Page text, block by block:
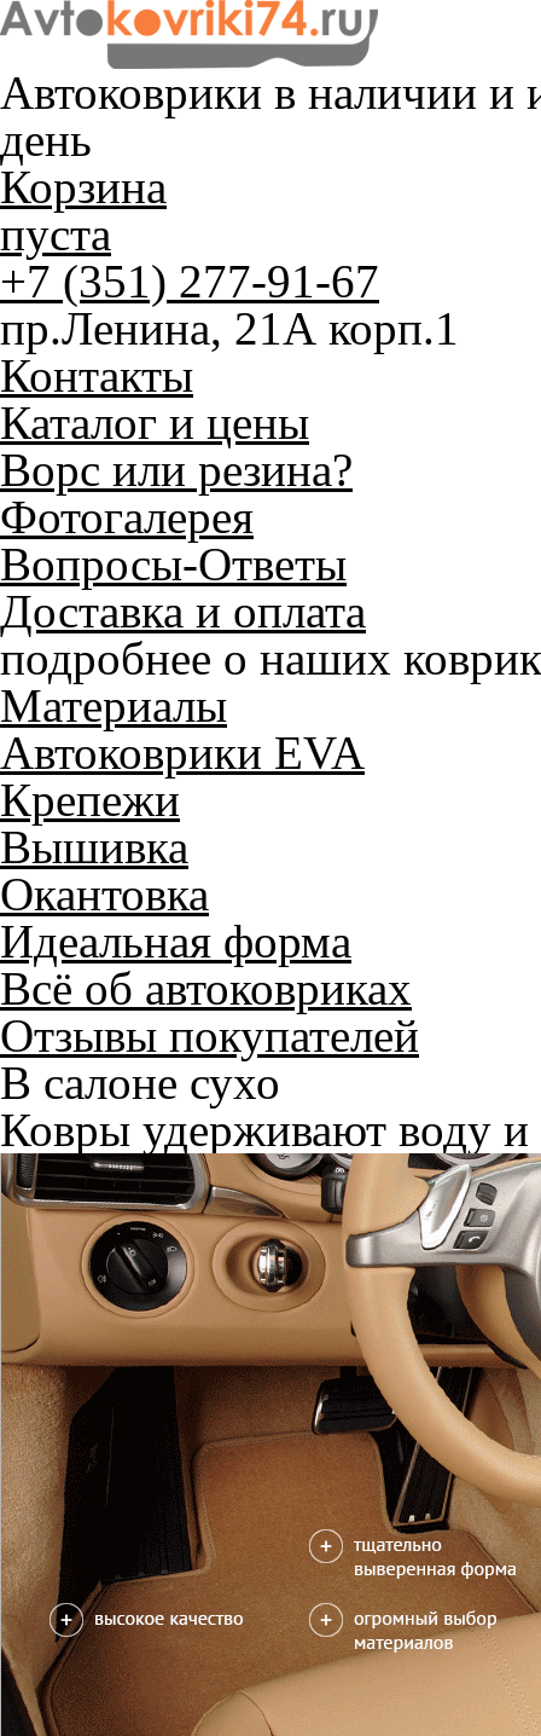
Автоковрики в наличии и
день
Корзина
пуста
+7 (351) 277-91-67
пр.Ленина, 21А корп.1
Контакты
Каталог и цены
Ворс или резина?
Фотогалерея
Вопросы-Ответы
Доставка и оплата
подробнее о наших
Материалы
Автоковрики EVA
Крепежи
Вышивка
Окантовка
Идеальная форма
Всё об автоковриках
Отзывы покупателей
В салоне сухо
Ковры удерживают воду и